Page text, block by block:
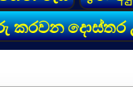
කරවන දොස්තර